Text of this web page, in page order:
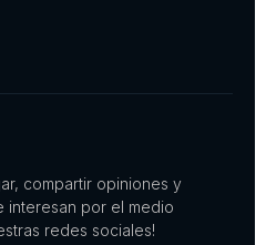
compartir opiniones y
interesan por el medio
redes sociales!